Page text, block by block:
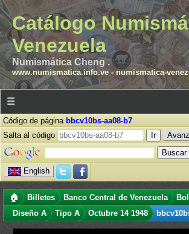
Catálogo
Venezuela
Numismática Cheng .
www.numismatica.info.ve- numismatica-
☰
Código de página bbcv10bs-aa08-b7
Salta al código
English
🏠 Billetes Banco Central de Venezuela
Diseño A
Tipo A Octubre 14 1948